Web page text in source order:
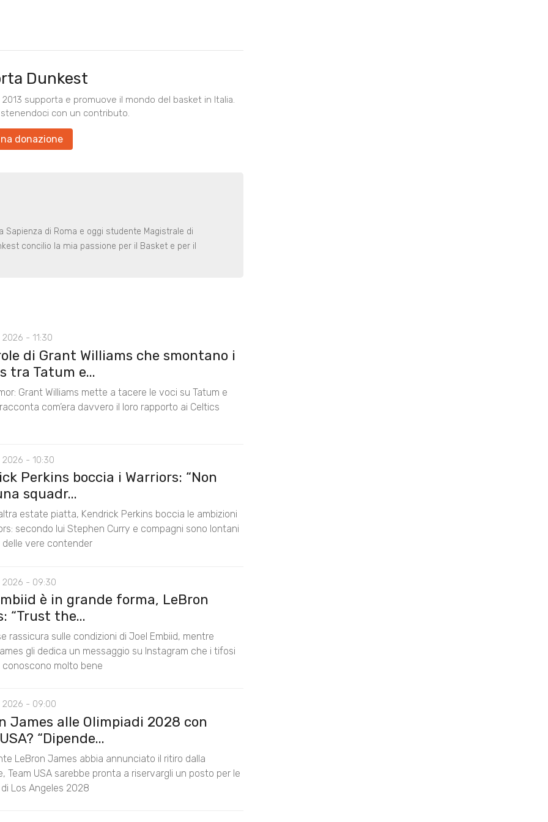
Dunkest
supporta e promuove il mondo del basket in Italia.
con un contributo.
donazione
Sapienza di Roma e oggi studente Magistrale di
concilio la mia passione per il Basket e per il
- 11:30
di Grant Williams che smontano i
tra Tatum e...
Grant Williams mette a tacere le voci su Tatum e
com’era davvero il loro rapporto ai Celtics
- 10:30
Perkins boccia i Warriors: “Non
squadr...
estate piatta, Kendrick Perkins boccia le ambizioni
secondo lui Stephen Curry e compagni sono lontani
delle vere contender
- 09:30
è in grande forma, LeBron
“Trust the...
rassicura sulle condizioni di Joel Embiid, mentre
gli dedica un messaggio su Instagram che i tifosi
conoscono molto bene
- 09:00
James alle Olimpiadi 2028 con
“Dipende...
LeBron James abbia annunciato il ritiro dalla
Team USA sarebbe pronta a riservargli un posto per le
di Los Angeles 2028